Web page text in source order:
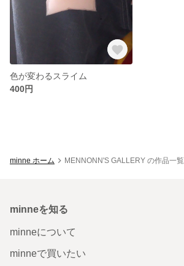
色が変わるスライム
400円
minne ホーム MENNONN'S GALLERY の作品一覧
minneを知る
minneについて
minneで買いたい